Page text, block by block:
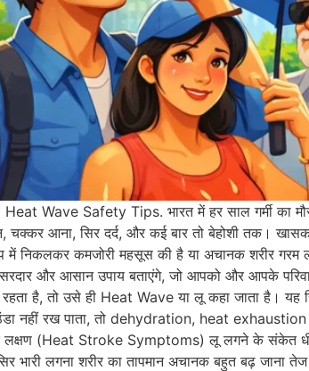
Wave Safety Tips. भारत में हर साल गर्मी का
आना, सिर दर्द, और कई बार तो बेहोशी तक।
निकलकर कमजोरी महसूस की है या अचानक शरीर गरम
और आसान उपाय बताएंगे, जो आपको और आपके
है, तो उसे ही Heat Wave या लू कहा जाता है। यह
नहीं रख पाता, तो dehydration, heat
लक्षण (Heat Stroke Symptoms) लू लगने के संकेत
लगना शरीर का तापमान अचानक बहुत बढ़ जाना